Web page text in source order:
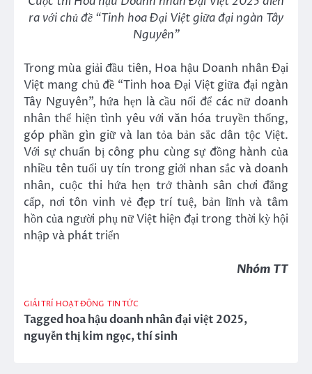
ra với chủ đề “Tinh hoa Đại Việt giữa đại ngàn Tây
Nguyên”
Trong mùa giải đầu tiên, Hoa hậu Doanh nhân Đại
Việt mang chủ đề “Tinh hoa Đại Việt giữa đại ngàn
Tây Nguyên”, hứa hẹn là cầu nối để các nữ doanh
nhân thể hiện tình yêu với văn hóa truyền thống,
góp phần gìn giữ và lan tỏa bản sắc dân tộc Việt.
Với sự chuẩn bị công phu cùng sự đồng hành của
nhiều tên tuổi uy tín trong giới nhan sắc và doanh
nhân, cuộc thi hứa hẹn trở thành sân chơi đẳng
cấp, nơi tôn vinh vẻ đẹp trí tuệ, bản lĩnh và tâm
hồn của người phụ nữ Việt hiện đại trong thời kỳ hội
nhập và phát triển
Nhóm TT
GIẢI TRÍ HOẠT ĐỘNG TIN TỨC
Taggedhoa hậu doanh nhân đại việt 2025,
nguyễn thị kim ngọc,thí sinh